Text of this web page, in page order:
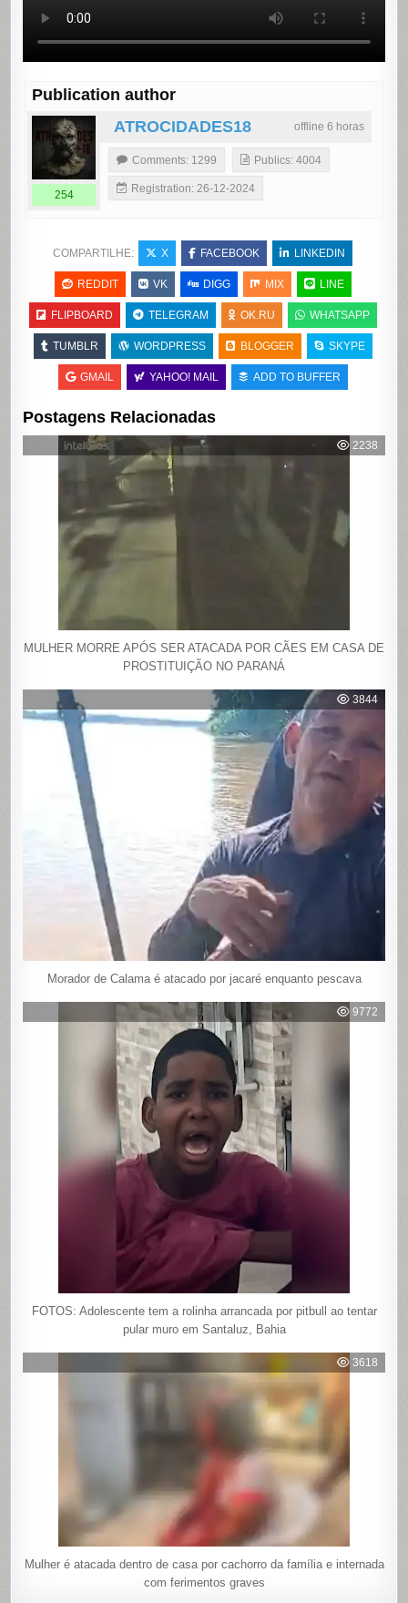
Publication author
offline 6 horas
ATROCIDADES18
254
Comments: 1299 Publics: 4004
Registration: 26-12-2024
COMPARTILHE: X FACEBOOK LINKEDIN
REDDIT VK DIGG MIX LINE
FLIPBOARD TELEGRAM OK.RU WHATSAPP
TUMBLR WORDPRESS BLOGGER SKYPE
GMAIL YAHOO! MAIL ADD TO BUFFER
Postagens Relacionadas
2238
MULHER MORRE APÓS SER ATACADA POR CÃES EM CASA DE
PROSTITUIÇÃO NO PARANÁ
3844
Morador de Calama é atacado por jacaré enquanto pescava
9772
FOTOS: Adolescente tem a rolinha arrancada por pitbull ao tentar
pular muro em Santaluz, Bahia
3618
Mulher é atacada dentro de casa por cachorro da família e internada
com ferimentos graves